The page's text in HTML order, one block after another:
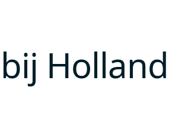
Holland